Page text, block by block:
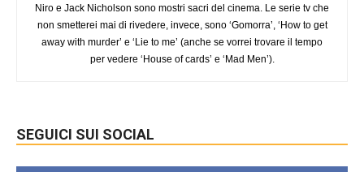
Niro e Jack Nicholson sono mostri sacri del cinema. Le serie tv che
non smetterei mai di rivedere, invece, sono ‘Gomorra’, ‘How to get
away with murder’ e ‘Lie to me’ (anche se vorrei trovare il tempo
per vedere ‘House of cards’ e ‘Mad Men’).
SEGUICI SUI SOCIAL